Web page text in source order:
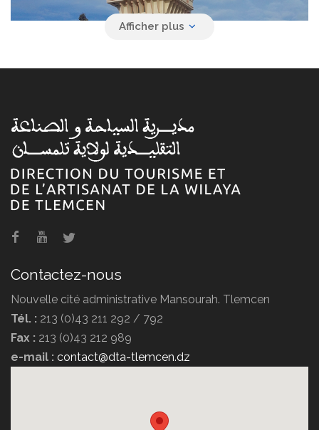
Agence de voyage YACINE
Agence de voyage POMARIA
Agence de voyage DIPLOMATE
Contactez-nous
Nouvelle cité administrative Mansourah. Tlemcen
Tél. : 213 (0)43 211 292 / 792
Fax : 213 (0)43 212 989
e-mail : contact@dta-tlemcen.dz